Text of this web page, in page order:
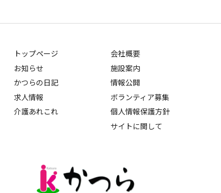
トップページ
お知らせ
かつらの日記
会社概要
施設案内
情報公開
求人情報
介護あれこれ
ボランティア募集
個人情報保護方針
サイトに関して